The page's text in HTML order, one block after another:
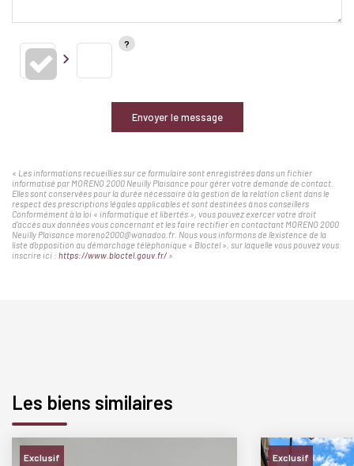
Envoyer le message
« Les informations recueillies sur ce formulaire sont enregistrées dans un fichier
informatisé par MORENO 2000 Neuilly Plaisance pour gérer votre demande de contact.
Elles sont conservées pour la durée nécessaire à la gestion de la relation client dans le
respect des prescriptions légales applicables et sont destinées à nos conseillers
Conformément à la loi « informatique et libertés », vous pouvez exercer votre droit
d'accès aux données vous concernant et les faire rectifier en contactant MORENO 2000
Neuilly Plaisance moreno2000@wanadoo.fr. Nous vous informons de l'existence de la
liste d'opposition au démarchage téléphonique « Bloctel », sur laquelle vous pouvez vous
inscrire ici : https://www.bloctel.gouv.fr/ »
Les biens similaires
Exclusif Exclusif